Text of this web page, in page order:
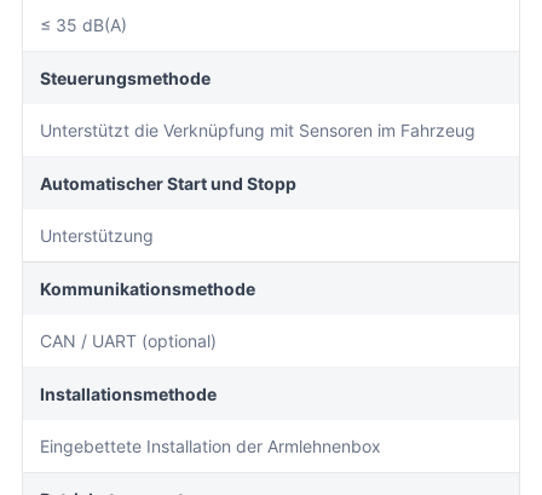
≤ 35 dB(A)
Steuerungsmethode
Unterstützt die Verknüpfung mit Sensoren im Fahrzeug
Automatischer Start und Stopp
Unterstützung
Kommunikationsmethode
CAN / UART (optional)
Installationsmethode
Eingebettete Installation der Armlehnenbox